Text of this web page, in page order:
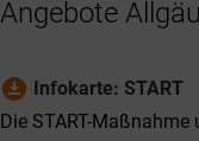
Angebote Allgäu
download_for_offline Infokarte: START
Die START-